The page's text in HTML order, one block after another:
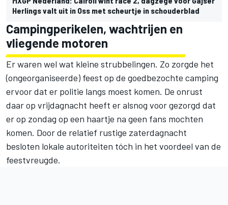
Herlings valt uit in Oss met scheurtje in schouderblad
Campingperikelen, wachtrijen en
vliegende motoren
Er waren wel wat kleine strubbelingen. Zo zorgde het
(ongeorganiseerde) feest op de goedbezochte camping
ervoor dat er politie langs moest komen. De onrust
daar op vrijdagnacht heeft er alsnog voor gezorgd dat
er op zondag op een haartje na geen fans mochten
komen. Door de relatief rustige zaterdagnacht
besloten lokale autoriteiten tóch in het voordeel van de
feestvreugde.